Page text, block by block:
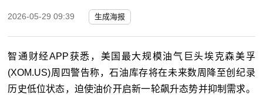
2026-05-29 09:39 生成海报
智通财经APP获悉，美国最大规模油气巨头埃克森美孚
(XOM.US)周四警告称，石油库存将在未来数周降至创纪录
历史低位状态，迫使油价开启新一轮飙升态势并抑制需求。